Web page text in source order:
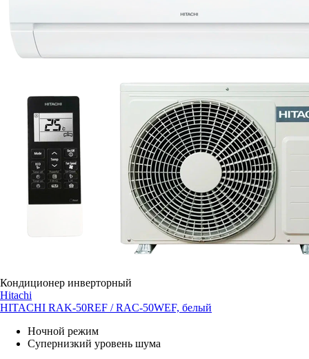
Кондиционер инверторный
Hitachi
HITACHI RAK-50REF / RAC-50WEF, белый
Ночной режим
Супернизкий уровень шума